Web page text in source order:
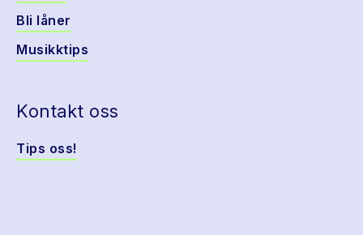
Bli låner
Musikktips
Kontakt oss
Tips oss!